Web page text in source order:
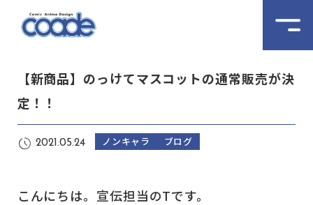
【新商品】のっけてマスコットの通常販売が決
定！！
2021.05.24 ノンキャラ ブログ
こんにちは。宣伝担当のTです。